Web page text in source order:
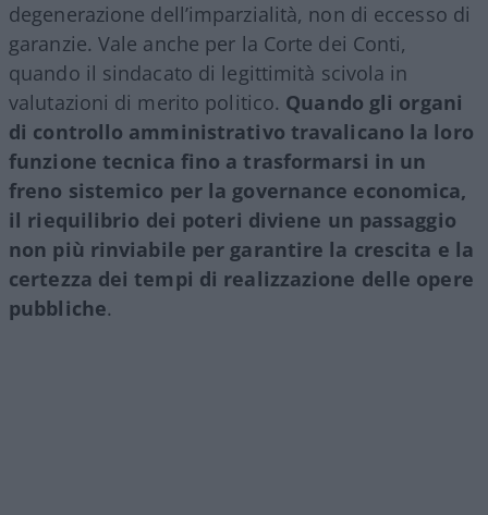
degenerazione dell’imparzialità, non di eccesso di
garanzie. Vale anche per la Corte dei Conti,
quando il sindacato di legittimità scivola in
valutazioni di merito politico. Quando gli organi
di controllo amministrativo travalicano la loro
funzione tecnica fino a trasformarsi in un
freno sistemico per la governance economica,
il riequilibrio dei poteri diviene un passaggio
non più rinviabile per garantire la crescita e la
certezza dei tempi di realizzazione delle opere
pubbliche.